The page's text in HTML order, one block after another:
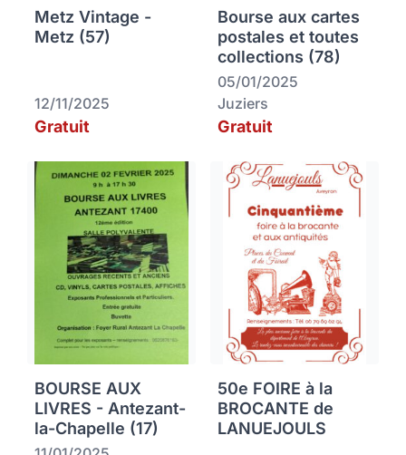
Metz Vintage -
Metz (57)
12/11/2025
Gratuit
Bourse aux cartes
postales et toutes
collections (78)
05/01/2025
Juziers
Gratuit
BOURSE AUX
LIVRES - Antezant-
la-Chapelle (17)
50e FOIRE à la
BROCANTE de
LANUEJOULS